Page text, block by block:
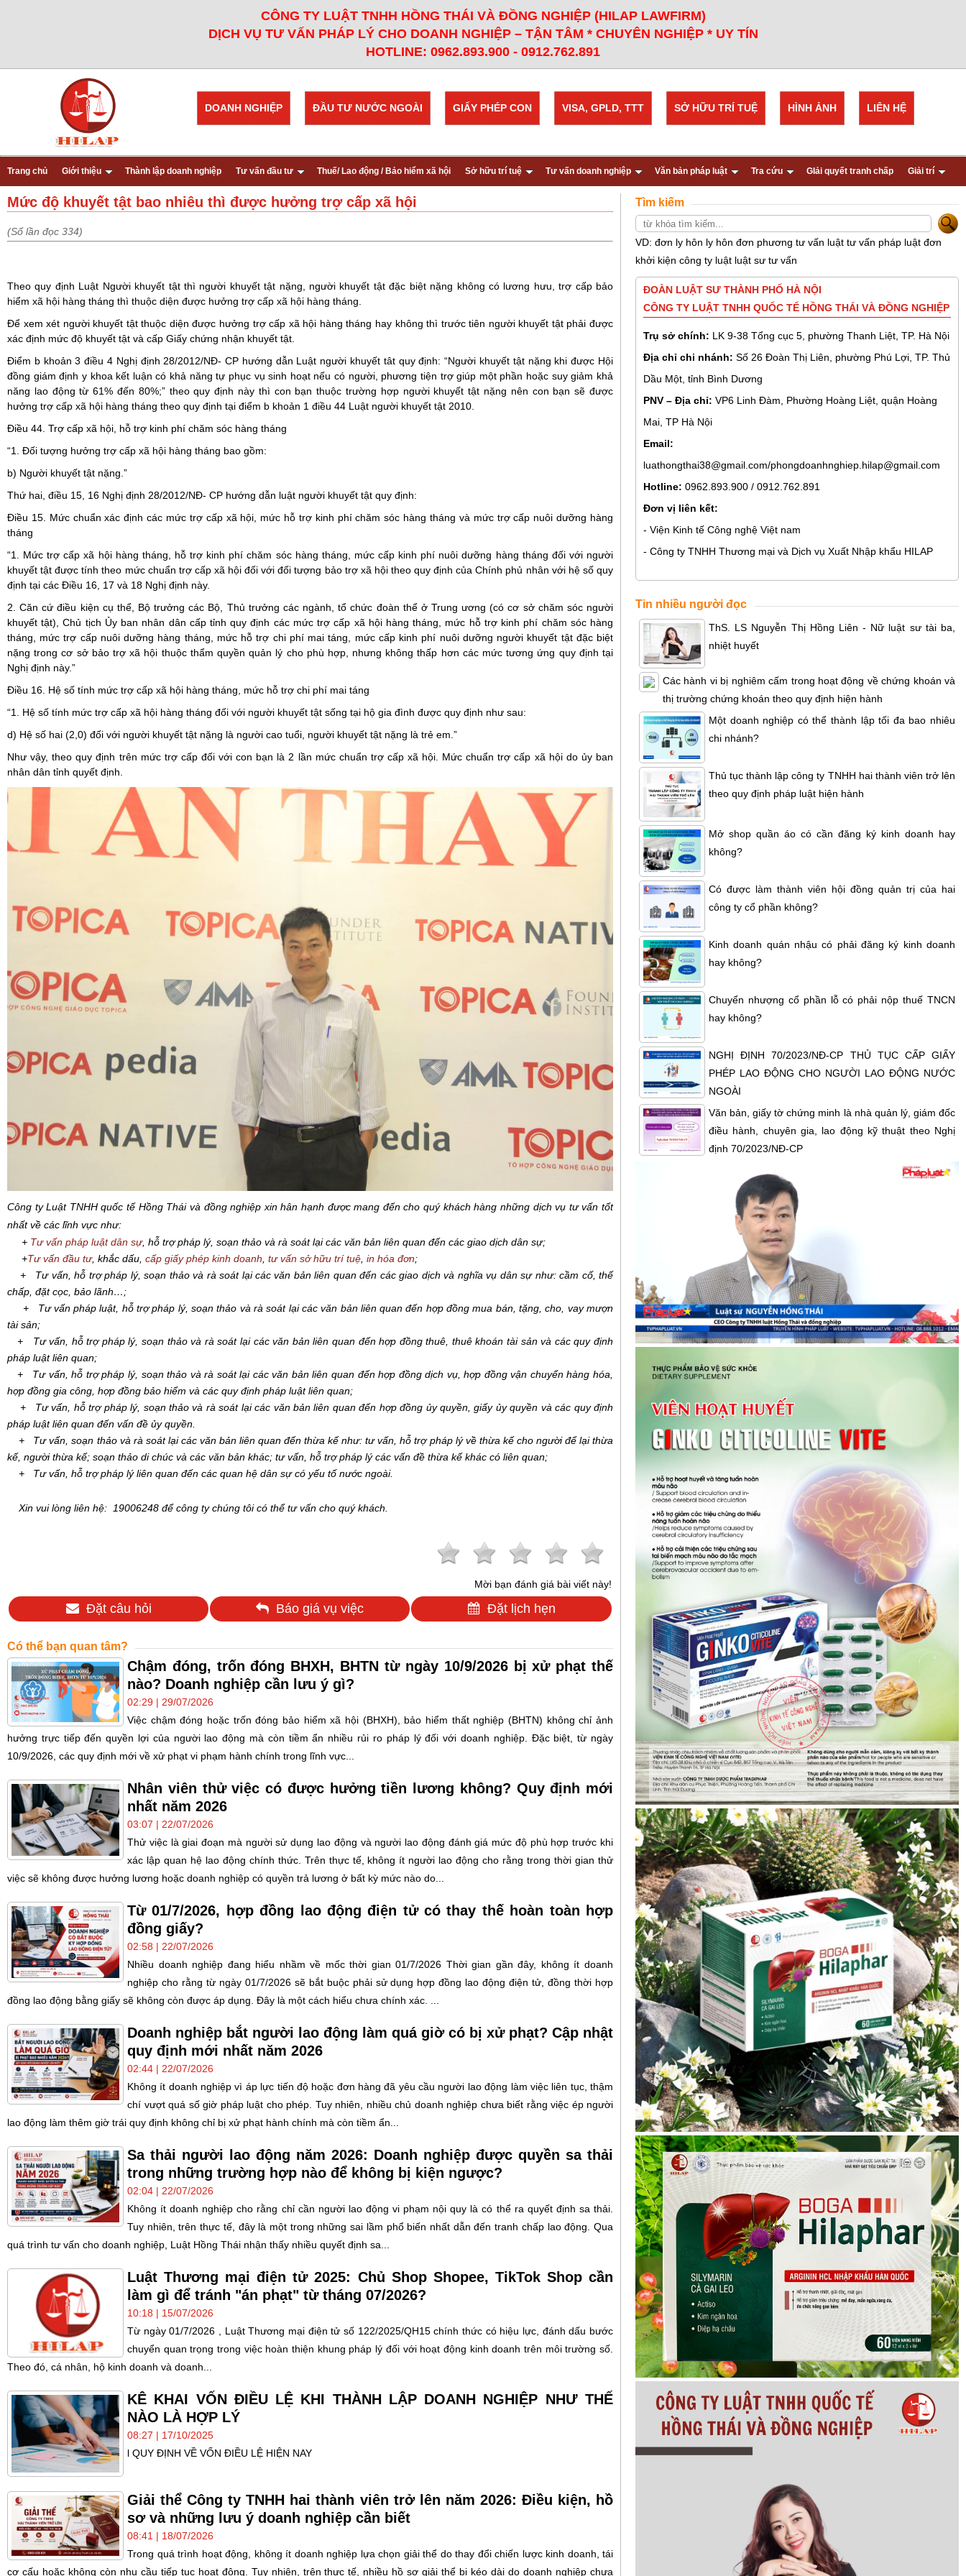
CÔNG TY LUẬT TNHH HỒNG THÁI VÀ ĐỒNG NGHIỆP (HILAP LAWFIRM)
DỊCH VỤ TƯ VẤN PHÁP LÝ CHO DOANH NGHIỆP – TẬN TÂM * CHUYÊN NGHIỆP * UY TÍN
HOTLINE: 0962.893.900 - 0912.762.891
LIÊN HỆ
HÌNH ẢNH
SỞ HỮU TRÍ TUỆ
VISA, GPLD, TTT
GIẤY PHÉP CON
ĐẦU TƯ NƯỚC NGOÀI
DOANH NGHIỆP
Trang chủ Giới thiệu Thành lập doanh nghiệp Tư vấn đầu tư Thuế/ Lao động / Bảo hiểm xã hội Sở hữu trí tuệ Tư vấn doanh nghiệp Văn bản pháp luật Tra cứu GIải quyết tranh chấp Giải trí
Mức độ khuyết tật bao nhiêu thì được hưởng trợ cấp xã hội
(Số lần đọc 334)
Theo quy định Luật Người khuyết tật thì người khuyết tật nặng, người khuyết tật đặc biệt nặng không có lương hưu, trợ cấp bảo
hiểm xã hội hàng tháng thì thuộc diện được hưởng trợ cấp xã hội hàng tháng.
Để xem xét người khuyết tật thuộc diện được hưởng trợ cấp xã hội hàng tháng hay không thì trước tiên người khuyết tật phải được
xác định mức độ khuyết tật và cấp Giấy chứng nhận khuyết tật.
Điểm b khoản 3 điều 4 Nghị định 28/2012/NĐ- CP hướng dẫn Luật người khuyết tât quy định: “Người khuyết tật nặng khi được Hội
đồng giám định y khoa kết luận có khả năng tự phục vụ sinh hoạt nếu có người, phương tiện trợ giúp một phần hoặc suy giảm khả
năng lao động từ 61% đến 80%;” theo quy định này thì con bạn thuộc trường hợp người khuyết tật nặng nên con bạn sẽ được
hưởng trợ cấp xã hội hàng tháng theo quy định tại điểm b khoản 1 điều 44 Luật người khuyết tật 2010.
Điều 44. Trợ cấp xã hội, hỗ trợ kinh phí chăm sóc hàng tháng
“1. Đối tượng hưởng trợ cấp xã hội hàng tháng bao gồm:
b) Người khuyết tật nặng.”
Thứ hai, điều 15, 16 Nghị định 28/2012/NĐ- CP hướng dẫn luật người khuyết tật quy định:
Điều 15. Mức chuẩn xác định các mức trợ cấp xã hội, mức hỗ trợ kinh phí chăm sóc hàng tháng và mức trợ cấp nuôi dưỡng hàng
tháng
“1. Mức trợ cấp xã hội hàng tháng, hỗ trợ kinh phí chăm sóc hàng tháng, mức cấp kinh phí nuôi dưỡng hàng tháng đối với người
khuyết tật được tính theo mức chuẩn trợ cấp xã hội đối với đối tượng bảo trợ xã hội theo quy định của Chính phủ nhân với hệ số quy
định tại các Điều 16, 17 và 18 Nghị định này.
2. Căn cứ điều kiện cụ thể, Bộ trưởng các Bộ, Thủ trưởng các ngành, tổ chức đoàn thể ở Trung ương (có cơ sở chăm sóc người
khuyết tật), Chủ tịch Ủy ban nhân dân cấp tỉnh quy định các mức trợ cấp xã hội hàng tháng, mức hỗ trợ kinh phí chăm sóc hàng
tháng, mức trợ cấp nuôi dưỡng hàng tháng, mức hỗ trợ chi phí mai táng, mức cấp kinh phí nuôi dưỡng người khuyết tật đặc biệt
nặng trong cơ sở bảo trợ xã hội thuộc thẩm quyền quản lý cho phù hợp, nhưng không thấp hơn các mức tương ứng quy định tại
Nghị định này.”
Điều 16. Hệ số tính mức trợ cấp xã hội hàng tháng, mức hỗ trợ chi phí mai táng
“1. Hệ số tính mức trợ cấp xã hội hàng tháng đối với người khuyết tật sống tại hộ gia đình được quy định như sau:
d) Hệ số hai (2,0) đối với người khuyết tật nặng là người cao tuổi, người khuyết tật nặng là trẻ em.”
Như vậy, theo quy định trên mức trợ cấp đối với con bạn là 2 lần mức chuẩn trợ cấp xã hội. Mức chuẩn trợ cấp xã hội do ủy ban
nhân dân tỉnh quyết định.
Công ty Luật TNHH quốc tế Hồng Thái và đồng nghiệp xin hân hạnh được mang đến cho quý khách hàng những dịch vụ tư vấn tốt
nhấtvề các lĩnh vực như:
+ Tư vấn pháp luật dân sự, hỗ trợ pháp lý, soạn thảo và rà soát lại các văn bản liên quan đến các giao dịch dân sự;
+Tư vấn đầu tư, khắc dấu, cấp giấy phép kinh doanh tư vấn sở hữu trí tuệ in hóa đơn;
+ Tư vấn, hỗ trợ pháp lý, soạn thảo và rà soát lại các văn bản liên quan đến các giao dịch và nghĩa vụ dân sự như: cầm cố, thế
chấp, đặt cọc, bảo lãnh…;
+ Tư vấn pháp luật, hỗ trợ pháp lý, soạn thảo và rà soát lại các văn bản liên quan đến hợp đồng mua bán, tặng, cho, vay mượn
tài sản;
+ Tư vấn, hỗ trợ pháp lý, soạn thảo và rà soát lại các văn bản liên quan đến hợp đồng thuê, thuê khoán tài sản và các quy định
pháp luật liên quan;
+ Tư vấn, hỗ trợ pháp lý, soạn thảo và rà soát lại các văn bản liên quan đến hợp đồng dịch vụ, hợp đồng vận chuyển hàng hóa,
hợp đồng gia công, hợp đồng bảo hiểm và các quy định pháp luật liên quan;
+ Tư vấn, hỗ trợ pháp lý, soạn thảo và rà soát lại các văn bản liên quan đến hợp đồng ủy quyền, giấy ủy quyền và các quy định
pháp luật liên quan đến vấn đề ủy quyền.
+ Tư vấn, soạn thảo và rà soát lại các văn bản liên quan đến thừa kế như: tư vấn, hỗ trợ pháp lý về thừa kế cho người để lại thừa
kế, người thừa kế; soạn thảo di chúc và các văn bản khác; tư vấn, hỗ trợ pháp lý các vấn đề thừa kế khác có liên quan;
+ Tư vấn, hỗ trợ pháp lý liên quan đến các quan hệ dân sự có yếu tố nước ngoài.
Xin vui lòng liên hệ: 19006248 để công ty chúng tôi có thể tư vấn cho quý khách.
Mời bạn đánh giá bài viết này!
Đặt câu hỏi Báo giá vụ việc Đặt lịch hẹn
Có thể bạn quan tâm?
Chậm đóng, trốn đóng BHXH, BHTN từ ngày 10/9/2026 bị xử phạt thế
nào? Doanh nghiệp cần lưu ý gì?
02:29 | 29/07/2026
Việc chậm đóng hoặc trốn đóng bảo hiểm xã hội (BHXH), bảo hiểm thất nghiệp (BHTN) không chỉ ảnh
hưởng trực tiếp đến quyền lợi của người lao động mà còn tiềm ẩn nhiều rủi ro pháp lý đối với doanh nghiệp. Đặc biệt, từ ngày
10/9/2026, các quy định mới về xử phạt vi phạm hành chính trong lĩnh vực...
Nhân viên thử việc có được hưởng tiền lương không? Quy định mới
nhất năm 2026
03:07 | 22/07/2026
Thử việc là giai đoạn mà người sử dụng lao động và người lao động đánh giá mức độ phù hợp trước khi
xác lập quan hệ lao động chính thức. Trên thực tế, không ít người lao động cho rằng trong thời gian thử
việc sẽ không được hưởng lương hoặc doanh nghiệp có quyền trả lương ở bất kỳ mức nào do...
Từ 01/7/2026, hợp đồng lao động điện tử có thay thế hoàn toàn hợp
đồng giấy?
02:58 | 22/07/2026
Nhiều doanh nghiệp đang hiểu nhầm về mốc thời gian 01/7/2026 Thời gian gần đây, không ít doanh
nghiệp cho rằng từ ngày 01/7/2026 sẽ bắt buộc phải sử dụng hợp đồng lao động điện tử, đồng thời hợp
đồng lao động bằng giấy sẽ không còn được áp dụng. Đây là một cách hiểu chưa chính xác. ...
Doanh nghiệp bắt người lao động làm quá giờ có bị xử phạt? Cập nhật
quy định mới nhất năm 2026
02:44 | 22/07/2026
Không ít doanh nghiệp vì áp lực tiến độ hoặc đơn hàng đã yêu cầu người lao động làm việc liên tục, thậm
chí vượt quá số giờ pháp luật cho phép. Tuy nhiên, nhiều chủ doanh nghiệp chưa biết rằng việc ép người
lao động làm thêm giờ trái quy định không chỉ bị xử phạt hành chính mà còn tiềm ẩn...
Sa thải người lao động năm 2026: Doanh nghiệp được quyền sa thải
trong những trường hợp nào để không bị kiện ngược?
02:04 | 22/07/2026
Không ít doanh nghiệp cho rằng chỉ cần người lao động vi phạm nội quy là có thể ra quyết định sa thải.
Tuy nhiên, trên thực tế, đây là một trong những sai lầm phổ biến nhất dẫn đến tranh chấp lao động. Qua
quá trình tư vấn cho doanh nghiệp, Luật Hồng Thái nhận thấy nhiều quyết định sa...
Luật Thương mại điện tử 2025: Chủ Shop Shopee, TikTok Shop cần
làm gì để tránh "án phạt" từ tháng 07/2026?
10:18 | 15/07/2026
Từ ngày 01/7/2026 , Luật Thương mại điện tử số 122/2025/QH15 chính thức có hiệu lực, đánh dấu bước
chuyển quan trọng trong việc hoàn thiện khung pháp lý đối với hoạt động kinh doanh trên môi trường số.
Theo đó, cá nhân, hộ kinh doanh và doanh...
KÊ KHAI VỐN ĐIỀU LỆ KHI THÀNH LẬP DOANH NGHIỆP NHƯ THẾ
NÀO LÀ HỢP LÝ
08:27 | 17/10/2025
l QUY ĐỊNH VỀ VỐN ĐIỀU LỆ HIỆN NAY
Giải thể Công ty TNHH hai thành viên trở lên năm 2026: Điều kiện, hồ
sơ và những lưu ý doanh nghiệp cần biết
08:41 | 18/07/2026
Trong quá trình hoạt động, không ít doanh nghiệp lựa chọn giải thể do thay đổi chiến lược kinh doanh, tái
cơ cấu hoặc không còn nhu cầu tiếp tục hoạt động. Tuy nhiên, trên thực tế, nhiều hồ sơ giải thể bị kéo dài do doanh nghiệp chưa
Tìm kiếm
VD: đơn ly hôn ly hôn đơn phương tư vấn luật tư vấn pháp luật đơn
khởi kiện công ty luật luật sư tư vấn
ĐOÀN LUẬT SƯ THÀNH PHỐ HÀ NỘI
CÔNG TY LUẬT TNHH QUỐC TẾ HỒNG THÁI VÀ ĐỒNG NGHIỆP
Trụ sở chính: LK 9-38 Tổng cục 5, phường Thanh Liệt, TP. Hà Nội
Địa chỉ chi nhánh: Số 26 Đoàn Thị Liên, phường Phú Lợi, TP. Thủ
Dầu Một, tỉnh Bình Dương
PNV – Địa chỉ: VP6 Linh Đàm, Phường Hoàng Liệt, quận Hoàng
Mai, TP Hà Nội
Email:
luathongthai38@gmail.com/phongdoanhnghiep.hilap@gmail.com
Hotline: 0962.893.900 / 0912.762.891
Đơn vị liên kết:
- Viện Kinh tế Công nghệ Việt nam
- Công ty TNHH Thương mại và Dịch vụ Xuất Nhập khẩu HILAP
Tin nhiều người đọc
ThS. LS Nguyễn Thị Hồng Liên - Nữ luật sư tài ba,
nhiệt huyết
Các hành vi bị nghiêm cấm trong hoạt động về chứng khoán và
thị trường chứng khoán theo quy định hiện hành
Một doanh nghiệp có thể thành lập tối đa bao nhiêu
chi nhánh?
Thủ tục thành lập công ty TNHH hai thành viên trở lên
theo quy định pháp luật hiện hành
Mở shop quần áo có cần đăng ký kinh doanh hay
không?
Có được làm thành viên hội đồng quản trị của hai
công ty cổ phần không?
Kinh doanh quán nhậu có phải đăng ký kinh doanh
hay không?
Chuyển nhượng cổ phần lỗ có phải nộp thuế TNCN
hay không?
NGHỊ ĐỊNH 70/2023/NĐ-CP THỦ TỤC CẤP GIẤY
PHÉP LAO ĐỘNG CHO NGƯỜI LAO ĐỘNG NƯỚC
NGOÀI
Văn bản, giấy tờ chứng minh là nhà quản lý, giám đốc
điều hành, chuyên gia, lao động kỹ thuật theo Nghị
định 70/2023/NĐ-CP